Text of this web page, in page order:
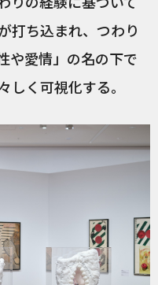
打ち込まれ、つわり
や愛情」の名の下で
く可視化する。